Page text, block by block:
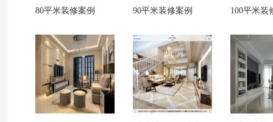
80平米装修案例 90平米装修案例 100平米装